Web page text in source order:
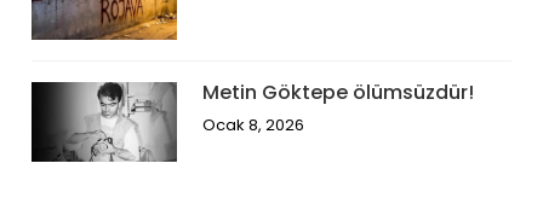
Metin Göktepe ölümsüzdür!
Ocak 8, 2026